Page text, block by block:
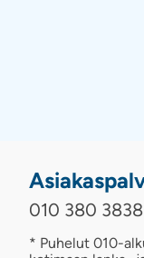
010 380 3838
* Puhelut 010-